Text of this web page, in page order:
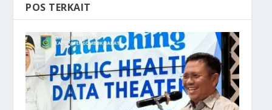
POS TERKAIT